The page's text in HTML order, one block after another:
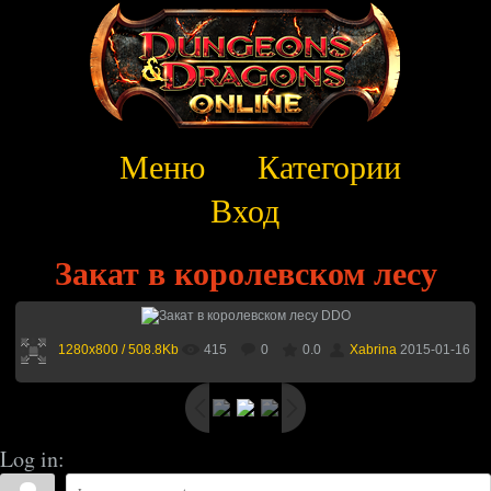
Меню
Категории
Вход
Закат в королевском лесу
1280x800 / 508.8Kb 415 0 0.0 Xabrina 2015-01-16
Log in: